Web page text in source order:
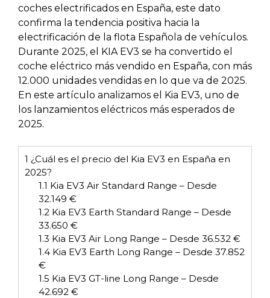
coches electrificados en España, este dato
confirma la tendencia positiva hacia la
electrificación de la flota Española de vehículos.
Durante 2025, el KIA EV3 se ha convertido el
coche eléctrico más vendido en España, con más
12.000 unidades vendidas en lo que va de 2025.
En este artículo analizamos el Kia EV3, uno de
los lanzamientos eléctricos más esperados de
2025.
1 ¿Cuál es el precio del Kia EV3 en España en
2025?
1.1 Kia EV3 Air Standard Range – Desde
32.149 €
1.2Kia EV3 Earth Standard Range – Desde
33.650 €
1.3 Kia EV3 Air Long Range – Desde 36.532 €
1.4Kia EV3 Earth Long Range – Desde 37.852
€
1.5 Kia EV3 GT-line Long Range – Desde
42.692 €